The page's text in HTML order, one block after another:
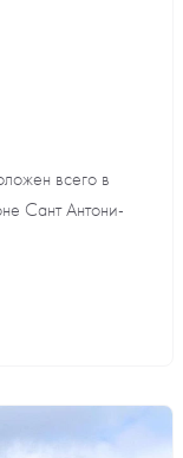
всего в
Сант Антони-